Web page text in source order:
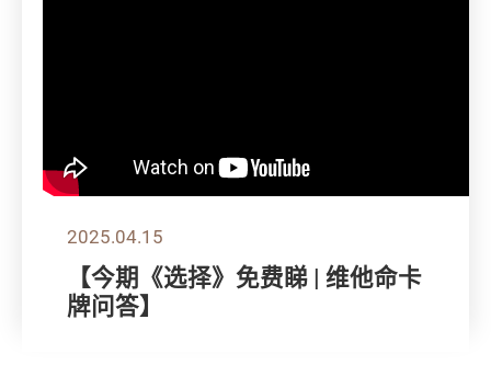
2025.04.15
【今期《选择》免费睇 | 维他命卡
牌问答】